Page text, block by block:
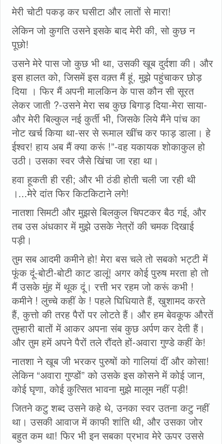
मेरी चोटी पकड़ कर घसीटा और लातों से मारा!
लेकिन जो कुगति उसने इसके बाद मेरी की, सो कुछ न
पूछो!
उसने मेरे पास जो कुछ भी था, उसकी खूब दुर्दशा की। और
इस हालत को, जिसमें इस वक़्त मैं हूं, मुझे पहुंचाकर छोड़
दिया । फिर मैं अपनी मालकिन के पास कौन सी सूरत
लेकर जाती ?-उसने मेरा सब कुछ बिगाड़ दिया-मेरा साया-
और मेरी बिल्कुल नई कुर्ती भी, जिसके लिये मैंने पांच का
नोट खर्च किया था-सर से रूमाल खींच कर फाड़ डाला। हे
ईश्वर! हाय अब मैं क्या करूं !”-वह यकायक शोकाकुल हो
उठी। उसका स्वर जैसे खिंचा जा रहा था।
हवा हूकती ही रही; और भी ठंडी होती चली जा रही थी
।...मेरे दांत फिर किटकिटाने लगे!
नातशा सिमटी और मुझसे बिलकुल चिपटकर बैठ गई, और
तब उस अंधकार में मुझे उसके नेत्रों की चमक दिखाई
पड़ी।
तुम सब आदमी कमीने हो! मेरा बस चले तो सबको भट्टी में
फूंक दूं-बोटी-बोटी काट डालूं! अगर कोई पुरुष मरता हो तो
मैं उसके मुंह में थूक दूं। रत्ती भर रहम जो करूं कभी !
कमीने ! लुच्चे कहीं के ! पहले घिधियाते हैं, खुशामद करते
हैं, कुत्तो की तरह पैरों पर लोटते हैं। और हम बेवकूफ औरतें
तुम्हारी बातों में आकर अपना संब कुछ अर्पण कर देती हैं।
और तुम हमें अपने पैरों तले रौंदते हों-अवारा गुण्डे कहीं के!
नातशा ने खूब जी भरकर पुरुषों को गालियां दीं और कोसा!
लेकिन “अवारा गुण्डों” को उसके इस कोसने में कोई जान,
कोई घृणा, कोई कुत्सित भावना मुझे मालूम नहीं पड़ी!
जितने कटु शब्द उसने कहे थे, उनका स्वर उतना कटु नहीं
था। उसकी आवाज में काफी शांति थी, और उसका जोर
बहुत कम था! फिर भी इन सबका प्रभाव मेरे ऊपर उससे